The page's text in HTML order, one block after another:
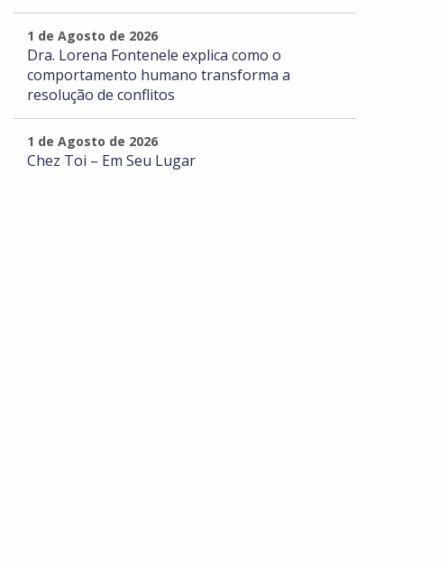
1 de Agosto de 2026
Dra. Lorena Fontenele explica como o
comportamento humano transforma a
resolução de conflitos
1 de Agosto de 2026
Chez Toi – Em Seu Lugar